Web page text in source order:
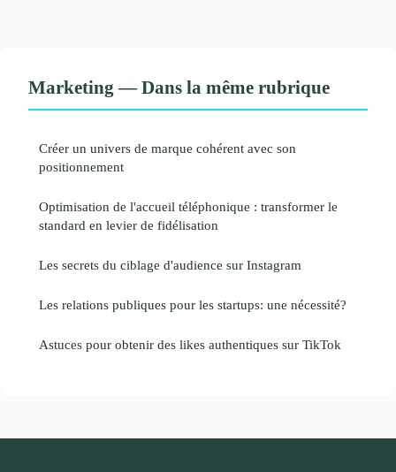
Marketing — Dans la même rubrique
Créer un univers de marque cohérent avec son
positionnement
Optimisation de l'accueil téléphonique : transformer le
standard en levier de fidélisation
Les secrets du ciblage d'audience sur Instagram
Les relations publiques pour les startups: une nécessité?
Astuces pour obtenir des likes authentiques sur TikTok